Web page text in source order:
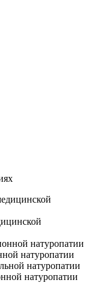
натуропатии
натуропатии